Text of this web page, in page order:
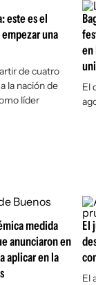
este es el
una
de cuatro
la nación de
líder
en
El
medida
anunciaron en
aplicar en la
El
El